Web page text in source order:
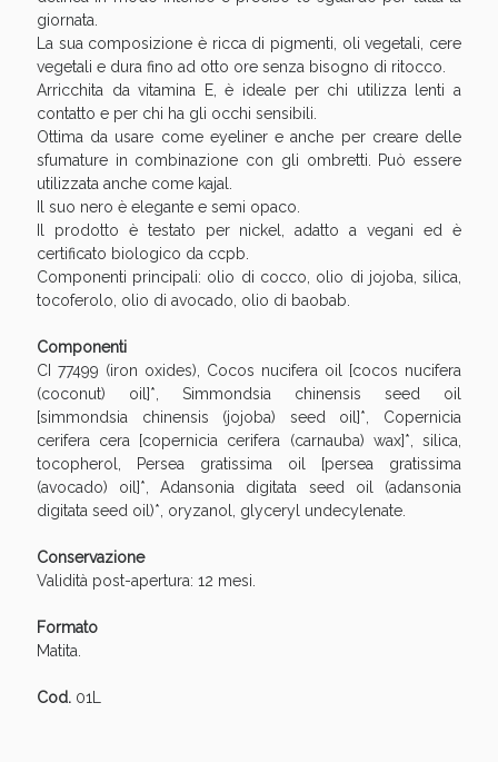
giornata.
La sua composizione è ricca di pigmenti, oli vegetali, cere
vegetali e dura fino ad otto ore senza bisogno di ritocco.
Arricchita da vitamina E, è ideale per chi utilizza lenti a
contatto e per chi ha gli occhi sensibili.
Ottima da usare come eyeliner e anche per creare delle
sfumature in combinazione con gli ombretti. Può essere
utilizzata anche come kajal.
Il suo nero è elegante e semi opaco.
Il prodotto è testato per nickel, adatto a vegani ed è
certificato biologico da ccpb.
Componenti principali: olio di cocco, olio di jojoba, silica,
tocoferolo, olio di avocado, olio di baobab.
Componenti
CI 77499 (iron oxides), Cocos nucifera oil [cocos nucifera
(coconut) oil]*, Simmondsia chinensis seed oil
[simmondsia chinensis (jojoba) seed oil]*, Copernicia
cerifera cera [copernicia cerifera (carnauba) wax]*, silica,
tocopherol, Persea gratissima oil [persea gratissima
(avocado) oil]*, Adansonia digitata seed oil (adansonia
digitata seed oil)*, oryzanol, glyceryl undecylenate.
Conservazione
Validità post-apertura: 12 mesi.
Formato
Matita.
Cod.01L
Sconto fino al 55% disponibile oggi!
Vie Urinarie e Prostata: Sconti fino al 45% oggi!